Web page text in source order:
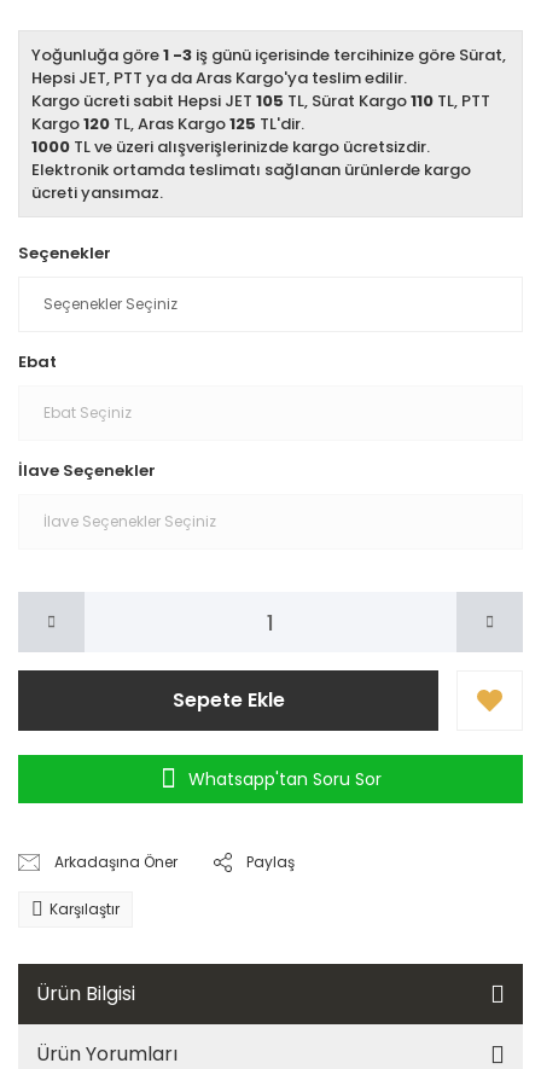
Yoğunluğa göre1 -3 iş günü içerisinde tercihinize göre Sürat,
Hepsi JET, PTT ya da Aras Kargo'ya teslim edilir.
Kargo ücreti sabit Hepsi JET 105 TL, Sürat Kargo110 TL, PTT
Kargo120 TL, Aras Kargo125 TL'dir.
1000 TL ve üzeri alışverişlerinizde kargo ücretsizdir.
Elektronik ortamda teslimatı sağlanan ürünlerde kargo
ücreti yansımaz.
Seçenekler
Ebat
İlave Seçenekler
Sepete Ekle
Whatsapp'tan Soru Sor
Arkadaşına Öner Paylaş
Karşılaştır
Ürün Bilgisi
Ürün Yorumları